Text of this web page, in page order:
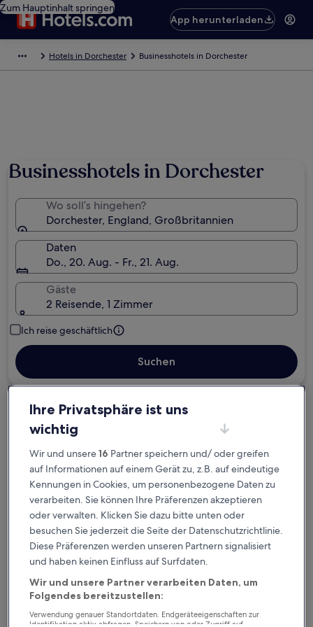
Zum Hauptinhalt springen
App herunterladen
Hotels in Dorchester Businesshotels in Dorchester
Businesshotels in Dorchester
Wo soll’s hingehen?
Dorchester, England, Großbritannien
Daten
Do., 20. Aug. - Fr., 21. Aug.
Gäste
2 Reisende, 1 Zimmer
Ich reise geschäftlich
Suchen
Kostenlose Stornierung bei
Planänderungen
Verdiene Prämien für jede
wahrgenommene Übernachtung
Mehr sparen mit Preisen für Mitglieder
Überprüfe die Preise für diese Daten
6. Aug. - 7. Aug.
7. Aug. - 8. Aug.
Ihre Privatsphäre ist uns
wichtig
Wir und unsere16 Partner speichern und/ oder greifen
auf Informationen auf einem Gerät zu, z.B. auf eindeutige
Kennungen in Cookies, um personenbezogene Daten zu
verarbeiten. Sie können Ihre Präferenzen akzeptieren
oder verwalten. Klicken Sie dazu bitte unten oder
besuchen Sie jederzeit die Seite der Datenschutzrichtlinie.
Diese Präferenzen werden unseren Partnern signalisiert
und haben keinen Einfluss auf Surfdaten.
Wir und unsere Partner verarbeiten Daten, um
Folgendes bereitzustellen:
Verwendung genauer Standortdaten. Endgeräteeigenschaften zur
Identifikation aktiv abfragen. Speichern von oder Zugriff auf